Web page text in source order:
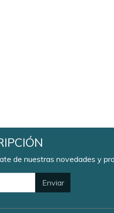
de nuestras novedades y
Enviar